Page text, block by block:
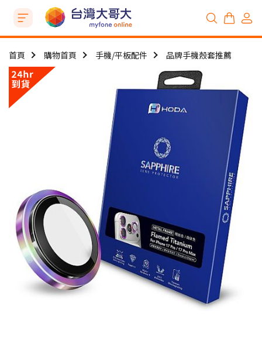
首頁 購物首頁 手機/平板配件 品牌手機殼套推薦